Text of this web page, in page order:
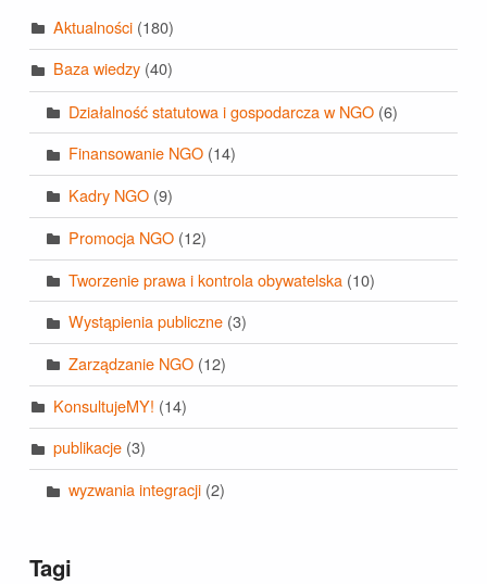
Aktualności(180)
Baza wiedzy(40)
Działalność statutowa i gospodarcza w NGO (6)
Finansowanie NGO (14)
Kadry NGO (9)
Promocja NGO (12)
Tworzenie prawa i kontrola obywatelska (10)
Wystąpienia publiczne (3)
Zarządzanie NGO (12)
KonsultujeMY! (14)
publikacje(3)
wyzwania integracji (2)
Tagi